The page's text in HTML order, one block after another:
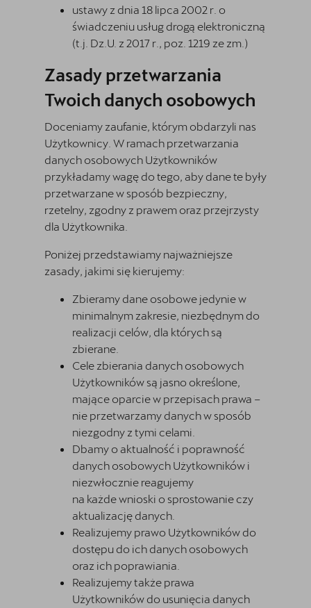
ustawy z dnia 18 lipca 2002 r. o
świadczeniu usług drogą elektroniczną
(t.j. Dz.U. z 2017 r., poz. 1219 ze zm.)
Zasady przetwarzania
Twoich danych osobowych
Doceniamy zaufanie, którym obdarzyli nas
Użytkownicy. W ramach przetwarzania
danych osobowych Użytkowników
przykładamy wagę do tego, aby dane te były
przetwarzane w sposób bezpieczny,
rzetelny, zgodny z prawem oraz przejrzysty
dla Użytkownika.
Poniżej przedstawiamy najważniejsze
zasady, jakimi się kierujemy:
Zbieramy dane osobowe jedynie w
minimalnym zakresie, niezbędnym do
realizacji celów, dla których są
zbierane.
Cele zbierania danych osobowych
Użytkowników są jasno określone,
mające oparcie w przepisach prawa –
nie przetwarzamy danych w sposób
niezgodny z tymi celami.
Dbamy o aktualność i poprawność
danych osobowych Użytkowników i
niezwłocznie reagujemy
na każde wnioski o sprostowanie czy
aktualizację danych.
Realizujemy prawo Użytkowników do
dostępu do ich danych osobowych
oraz ich poprawiania.
Realizujemy także prawa
Użytkowników do usunięcia danych